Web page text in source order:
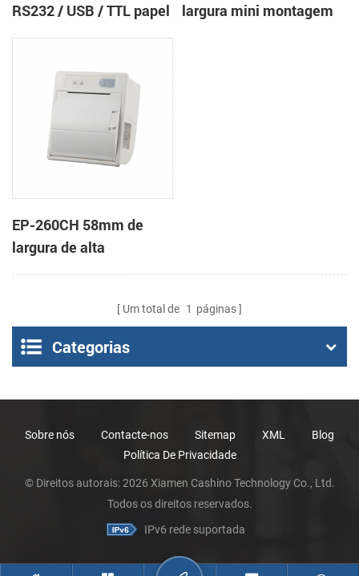
RS232 / USB / TTL papel
recibos de painel
embutido com cortador
automático
largura mini montagem
EP-260CH 58mm de
largura de alta
com a auto-cortadorUm total de 1 páginas
Categorias
Sobre nós Contacte-nos Sitemap XML
Blog
Política De Privacidade
© Direitos autorais: 2026 Xiamen Cashino Technology Co., Ltd.
Todos os direitos reservados.
IPv6 rede suportada